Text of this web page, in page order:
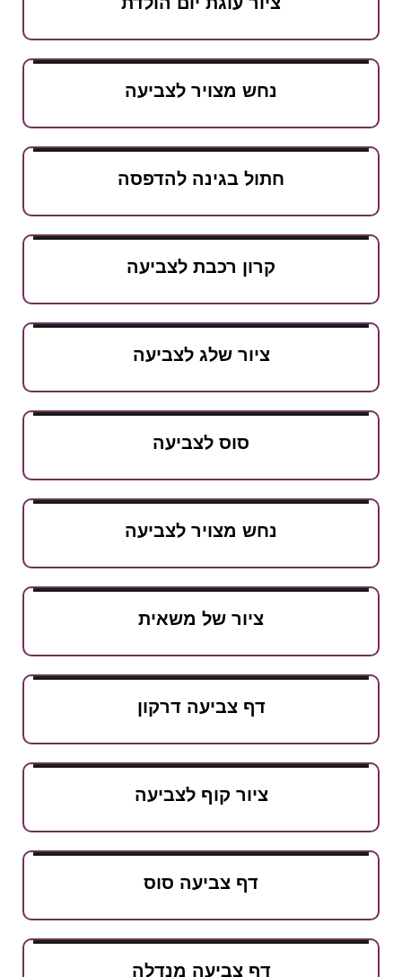
נחש מצויר לצביעה
חתול בגינה להדפסה
קרון רכבת לצביעה
ציור שלג לצביעה
סוס לצביעה
נחש מצויר לצביעה
ציור של משאית
דף צביעה דרקון
ציור קוף לצביעה
דף צביעה סוס
דף צביעה מנדלה